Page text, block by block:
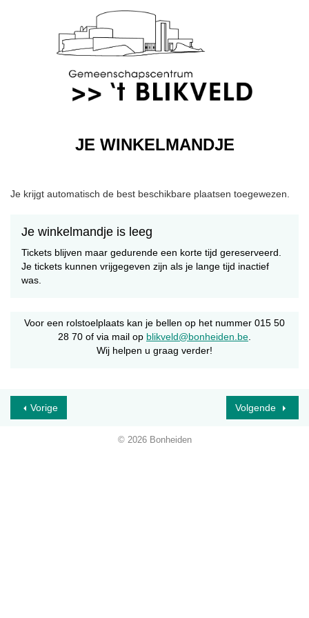
JE WINKELMANDJE
Je krijgt automatisch de best beschikbare plaatsen toegewezen.
Je winkelmandje is leeg
Tickets blijven maar gedurende een korte tijd gereserveerd.
Je tickets kunnen vrijgegeven zijn als je lange tijd inactief
was.
Voor een rolstoelplaats kan je bellen op het nummer 015 50
28 70 of via mail op blikveld@bonheiden.be.
Wij helpen u graag verder!
Vorige Volgende
© 2026 Bonheiden